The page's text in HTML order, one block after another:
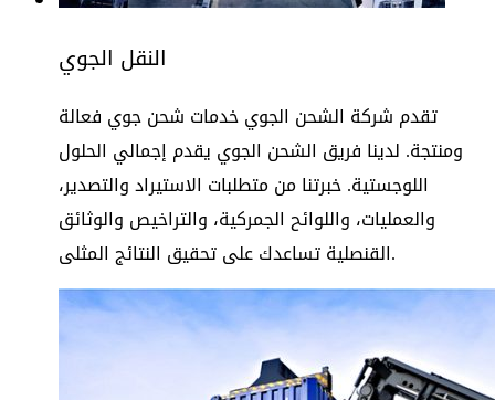
النقل الجوي
تقدم شركة الشحن الجوي خدمات شحن جوي فعالة
ومنتجة. لدينا فريق الشحن الجوي يقدم إجمالي الحلول
اللوجستية. خبرتنا من متطلبات الاستيراد والتصدير،
والعمليات، واللوائح الجمركية، والتراخيص والوثائق
القنصلية تساعدك على تحقيق النتائج المثلى.